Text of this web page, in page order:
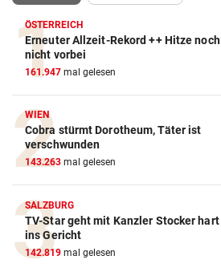
ÖSTERREICH
Erneuter Allzeit-Rekord ++ Hitze noch
nicht vorbei
161.947 mal gelesen
WIEN
Cobra stürmt Dorotheum, Täter ist
verschwunden
143.263 mal gelesen
SALZBURG
TV-Star geht mit Kanzler Stocker hart
ins Gericht
142.819 mal gelesen